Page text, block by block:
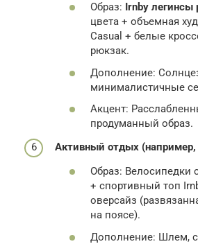
Образ: Irnby легинсы
цвета + объемная
Casual + белые
рюкзак.
Дополнение:
минималистичные
Акцент:
продуманный образ.
Активный отдых (например,
Образ: Велосипедки
+ спортивный топ
оверсайз
на поясе).
Дополнение: Шлем,